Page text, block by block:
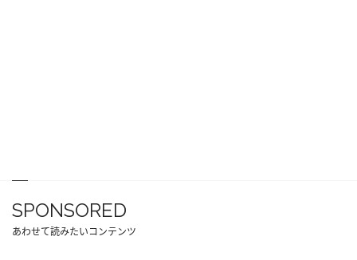
SPONSORED
あわせて読みたいコンテンツ